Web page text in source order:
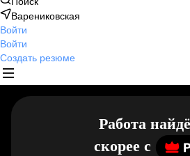
Варениковская
Войти
Войти
Создать резюме
Работа
скорее c